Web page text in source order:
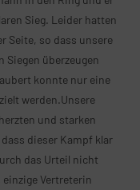
Sieg. Leider hatten
Seite, so dass unsere
überzeugen
konnte nur eine
werden.Unsere
und starken
dieser Kampf klar
das Urteil nicht
Vertreterin